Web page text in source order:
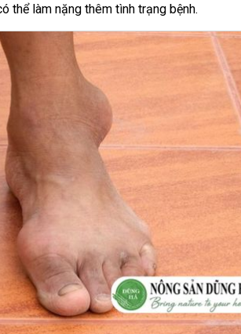
thể làm nặng thêm tình trạng bệnh.